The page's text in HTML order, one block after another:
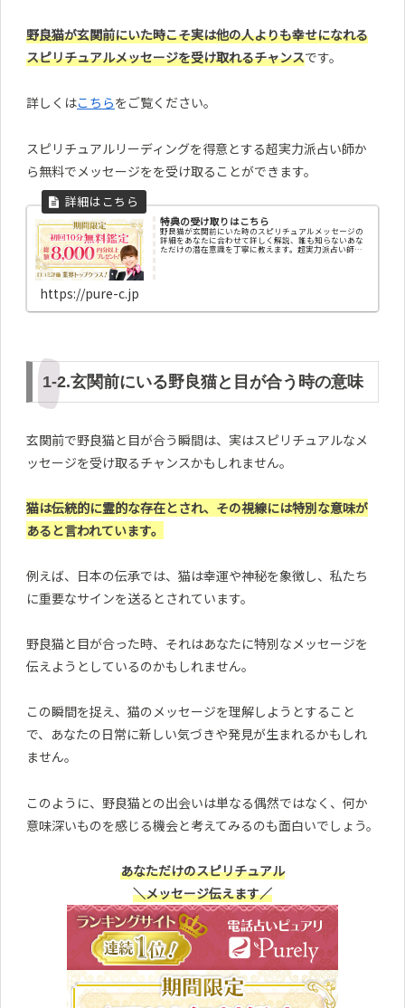
野良猫が玄関前にいた時こそ実は他の人よりも幸せになれる
スピリチュアルメッセージを受け取れるチャンスです。
詳しくはこちらをご覧ください。
スピリチュアルリーディングを得意とする超実力派占い師か
ら無料でメッセージをを受け取ることができます。
特典の受け取りはこちら
野良猫が玄関前にいた時のスピリチュアルメッセージの
詳細をあなたに合わせて詳しく解説、誰も知らないあな
ただけの潜在意識を丁寧に教えます。超実力派占い師の
https://pure-c.jp
1-2.玄関前にいる野良猫と目が合う時の意味
玄関前で野良猫と目が合う瞬間は、実はスピリチュアルなメ
ッセージを受け取るチャンスかもしれません。
猫は伝統的に霊的な存在とされ、その視線には特別な意味が
あると言われています。
例えば、日本の伝承では、猫は幸運や神秘を象徴し、私たち
に重要なサインを送るとされています。
野良猫と目が合った時、それはあなたに特別なメッセージを
伝えようとしているのかもしれません。
この瞬間を捉え、猫のメッセージを理解しようとすること
で、あなたの日常に新しい気づきや発見が生まれるかもしれ
ません。
このように、野良猫との出会いは単なる偶然ではなく、何か
意味深いものを感じる機会と考えてみるのも面白いでしょう。
あなただけのスピリチュアル
＼メッセージ伝えます／